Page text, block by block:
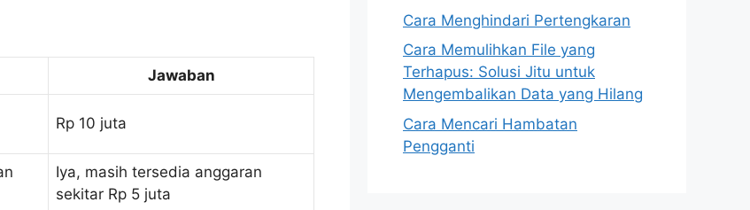
Jawaban
Rp 10 juta
Iya, masih tersedia anggaran
sekitar Rp 5 juta
Cara Menghindari Pertengkaran
Cara Memulihkan File yang
Terhapus: Solusi Jitu untuk
Mengembalikan Data yang Hilang
Cara Mencari Hambatan
Pengganti